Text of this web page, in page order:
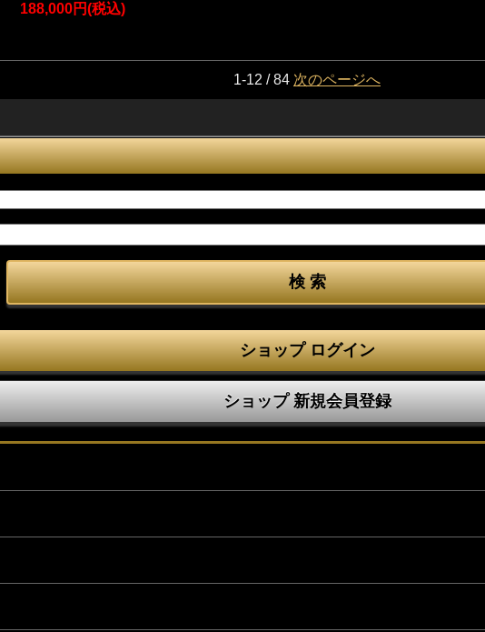
188,000円(税込)
1-12 / 84 次のページへ
ショップ ログイン
ショップ 新規会員登録